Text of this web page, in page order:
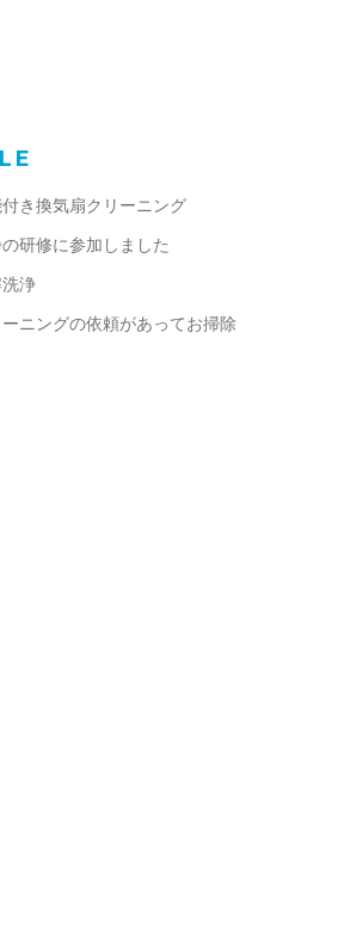
き換気扇クリーニング
研修に参加しました
浄
ニングの依頼があってお掃除